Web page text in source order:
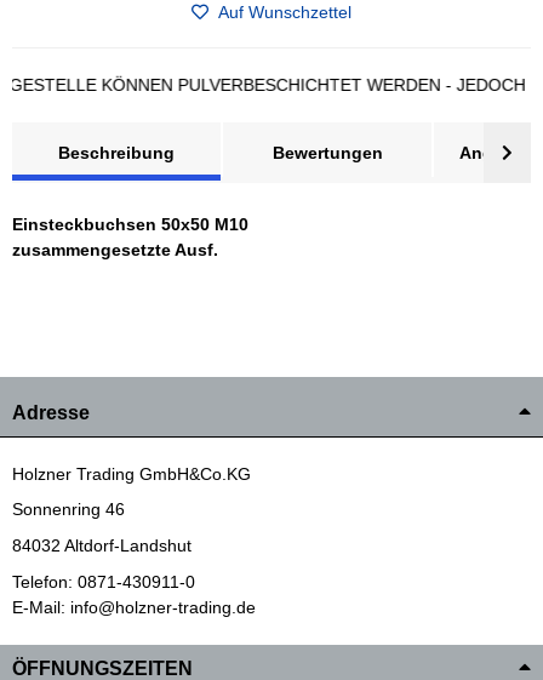
Auf Wunschzettel
KÖNNEN PULVERBESCHICHTET WERDEN - JEDOCH
Beschreibung Bewertungen Angebot
Einsteckbuchsen 50x50 M10
zusammengesetzte Ausf.
Adresse
Holzner Trading GmbH&Co.KG
Sonnenring 46
84032 Altdorf-Landshut
Telefon: 0871-430911-0
E-Mail: info@holzner-trading.de
ÖFFNUNGSZEITEN